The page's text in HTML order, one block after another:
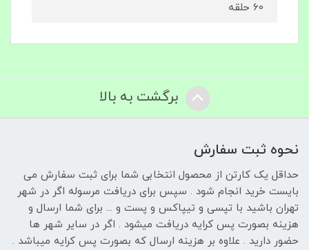
60 حلقه
برگشت به بالا
نحوه ثبت سفارش
حداقل یک کارتن از محصول انتخابی شما برای ثبت سفارش می
بایست خرید انجام شود . سپس برای دریافت مرسوله اگر در شهر
تهران باشید با تپسی و تیپاکس و پست و ... برای شما ارسال و
هزینه بصورت پس کرایه دریافت میشود . اگر در سایر شهر ها
حضور دارید . علاوه بر هزینه ارسال که بصورت پس کرایه میباشد .